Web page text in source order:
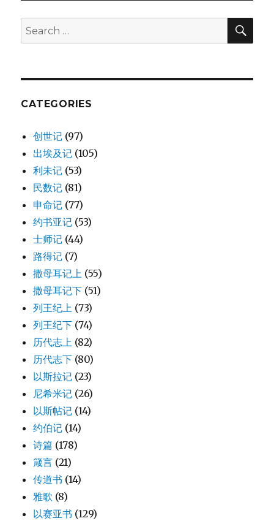
Search
for:
CATEGORIES
创世记 (97)
出埃及记 (105)
利未记 (53)
民数记 (81)
申命记 (77)
约书亚记 (53)
士师记 (44)
路得记 (7)
撒母耳记上 (55)
撒母耳记下 (51)
列王纪上 (73)
列王纪下 (74)
历代志上 (82)
历代志下 (80)
以斯拉记 (23)
尼希米记 (26)
以斯帖记 (14)
约伯记 (14)
诗篇 (178)
箴言 (21)
传道书 (14)
雅歌 (8)
以赛亚书 (129)